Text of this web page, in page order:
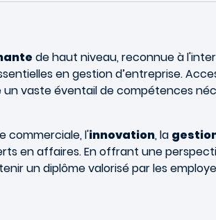
de haut niveau, reconnue à
en gestion d’entreprise.
vaste éventail de compétences
commerciale, l'innovation, la
en affaires. En offrant une
un diplôme valorisé par les